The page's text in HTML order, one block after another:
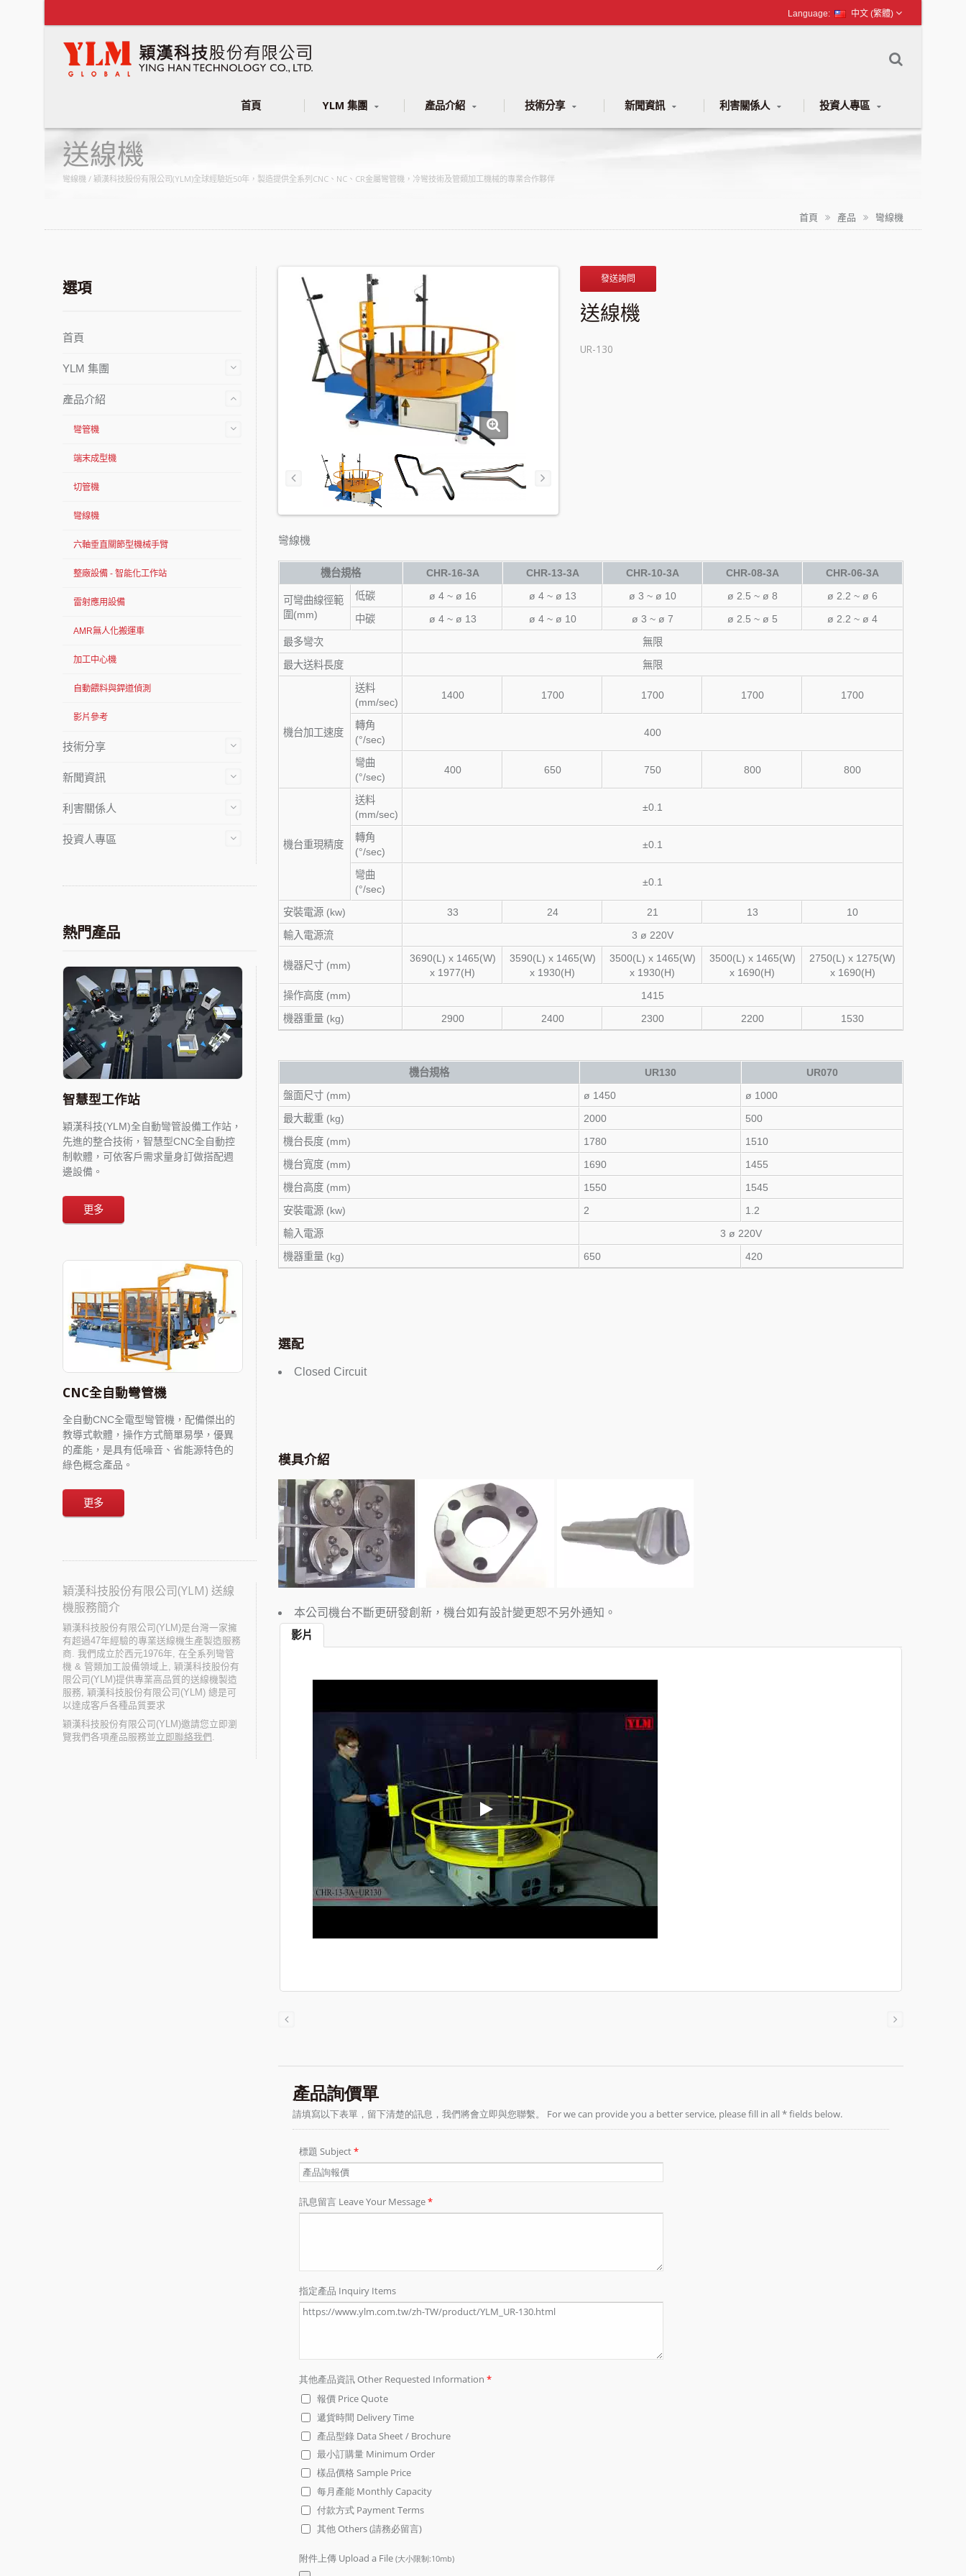
中文 (繁體)
首頁 YLM 集團 產品介紹 技術分享 新聞資訊 利害關係人 投資人專區
送線機
彎線機 / 穎漢科技股份有限公司(YLM)全球經驗近50年，製造提供全系列CNC、NC、CR金屬彎管機，冷彎技術及管類加工機械的專業合作夥伴
首頁 產品 彎線機
選項
首頁
YLM 集團
產品介紹
彎管機
端末成型機
切管機
彎線機
六軸垂直關節型機械手臂
整廠設備 - 智能化工作站
雷射應用設備
AMR無人化搬運車
加工中心機
自動餵料與銲道偵測
影片參考
技術分享
新聞資訊
利害關係人
投資人專區
熱門產品
智慧型工作站
穎漢科技(YLM)全自動彎管設備工作站，
先進的整合技術，智慧型CNC全自動控
制軟體，可依客戶需求量身訂做搭配週
邊設備。
更多
CNC全自動彎管機
全自動CNC全電型彎管機，配備傑出的
教導式軟體，操作方式簡單易學，優異
的產能，是具有低噪音、省能源特色的
綠色概念產品。
更多
穎漢科技股份有限公司(YLM) 送線
機服務簡介
穎漢科技股份有限公司(YLM)是台灣一家擁
有超過47年經驗的專業送線機生產製造服務
商. 我們成立於西元1976年, 在全系列彎管
機 & 管類加工設備領域上, 穎漢科技股份有
限公司(YLM)提供專業高品質的送線機製造
服務, 穎漢科技股份有限公司(YLM) 總是可
以達成客戶各種品質要求
穎漢科技股份有限公司(YLM)邀請您立即瀏
覽我們各項產品服務並立即聯絡我們 .
發送詢問
送線機
UR-130
彎線機
機台規格 CHR-16-3A CHR-13-3A CHR-10-3A CHR-08-3A CHR-06-3A
可彎曲線徑範
圍(mm)
低碳 ø 4 ~ ø 16 ø 4 ~ ø 13 ø 3 ~ ø 10 ø 2.5 ~ ø 8
ø 2.2 ~ ø 6
中碳
ø 4 ~ ø 13 ø 4 ~ ø 10 ø 3 ~ ø 7 ø 2.5 ~ ø 5
ø 2.2 ~ ø 4
最多彎次
無限
最大送料長度
無限
機台加工速度
送料
(mm/sec)
1400 1700 1700 1700 1700
轉角
(°/sec)
400
彎曲
(°/sec)
400 650 750 800 800
機台重現精度
送料
(mm/sec)
±0.1
轉角
(°/sec)
±0.1
彎曲
(°/sec)
±0.1
安裝電源 (kw) 33 24 21 13
10
輸入電源流
3 ø 220V
機器尺寸 (mm)
3690(L) x 1465(W)
x 1977(H)
3590(L) x 1465(W)
x 1930(H)
3500(L) x 1465(W)
x 1930(H)
3500(L) x 1465(W)
x 1690(H)
2750(L) x 1275(W)
x 1690(H)
操作高度 (mm)
1415
機器重量 (kg)
2900 2400 2300 2200 1530
機台規格 UR130
UR070
盤面尺寸 (mm)
ø 1450
ø 1000
最大載重 (kg)
2000
500
機台長度 (mm)
1780
1510
機台寬度 (mm)
1690
1455
機台高度 (mm)
1550
1545
安裝電源 (kw)
2
1.2
輸入電源
3 ø 220V
機器重量 (kg)
650 420
選配
Closed Circuit
模具介紹
本公司機台不斷更研發創新，機台如有設計變更恕不另外通知。
影片
送線機